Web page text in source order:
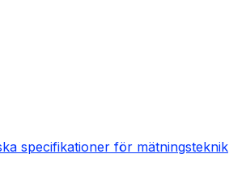
specifikationer för mätningsteknik